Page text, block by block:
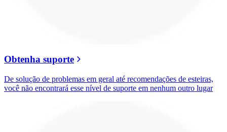
Obtenha suporte
De solução de problemas em geral até recomendações de esteiras,
você não encontrará esse nível de suporte em nenhum outro lugar